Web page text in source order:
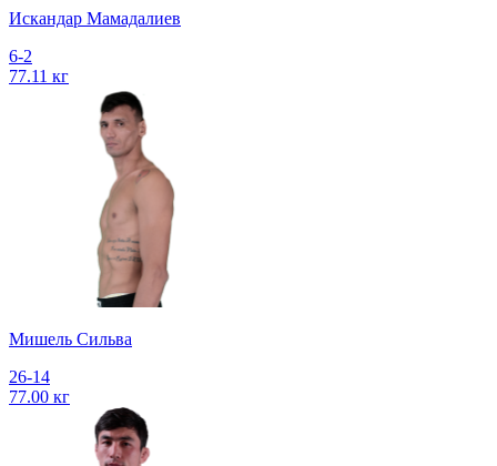
Искандар Мамадалиев
6-2
77.11 кг
Мишель Сильва
26-14
77.00 кг